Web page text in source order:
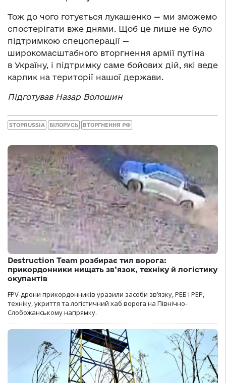
Тож до чого готується лукашенко — ми зможемо
спостерігати вже днями. Щоб це лише не було
підтримкою спецоперації —
широкомасштабного вторгнення армії путіна
в Україну, і підтримку саме бойових дій, які веде
карлик на території нашої держави.
Підготував Назар Волошин
STOPRUSSIA БІЛОРУСЬ ВТОРГНЕННЯ РФ
Destruction Team розбирає тил ворога:
прикордонники нищать зв’язок, техніку й логістику
окупантів
FPV-дрони прикордонників уразили засоби зв’язку, РЕБ і РЕР,
техніку, укриття та логістичний хаб ворога на Північно-
Слобожанському напрямку.